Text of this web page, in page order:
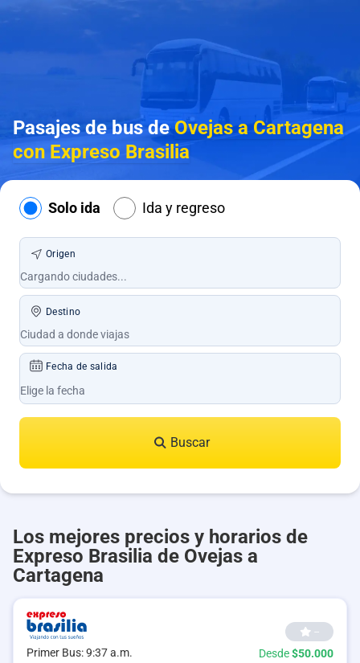
Pasajes de bus deOvejas a Cartagena
con Expreso Brasilia
Solo ida Ida y regreso
Origen
Destino
Fecha de salida
Buscar
Los mejores precios y horarios de
Expreso Brasilia de Ovejas a
Cartagena
Primer Bus: 9:37 a.m.
--
Desde$50.000